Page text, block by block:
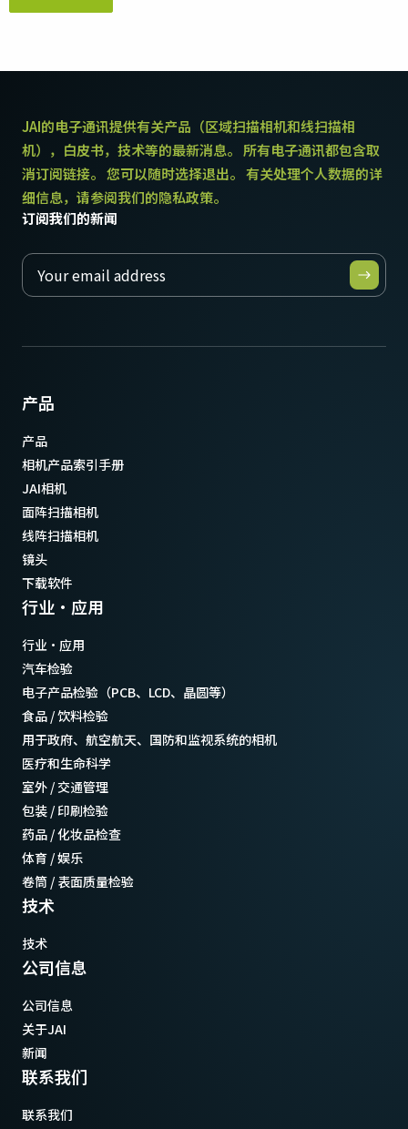
JAI的电子通讯提供有关产品（区域扫描相机和线扫描相
机），白皮书，技术等的最新消息。 所有电子通讯都包含取
消订阅链接。 您可以随时选择退出。 有关处理个人数据的详
细信息，请参阅我们的隐私政策。
订阅我们的新闻
产品
产品
相机产品索引手册
JAI相机
面阵扫描相机
线阵扫描相机
镜头
下载软件
行业·应用
行业·应用
汽车检验
电子产品检验（PCB、LCD、晶圆等）
食品 / 饮料检验
用于政府、航空航天、国防和监视系统的相机
医疗和生命科学
室外 / 交通管理
包装 / 印刷检验
药品 / 化妆品检查
体育 / 娱乐
卷筒 / 表面质量检验
技术
技术
公司信息
公司信息
关于JAI
新闻
联系我们
联系我们